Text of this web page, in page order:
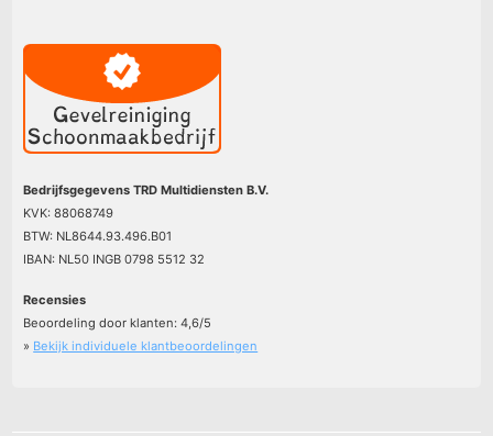
Bedrijfsgegevens TRD Multidiensten B.V.
KVK: 88068749
BTW: NL8644.93.496.B01
IBAN: NL50 INGB 0798 5512 32
Recensies
Beoordeling door klanten:4,6/5
» Bekijk individuele klantbeoordelingen